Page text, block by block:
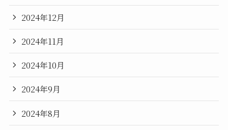
2024年12月
2024年11月
2024年10月
2024年9月
2024年8月